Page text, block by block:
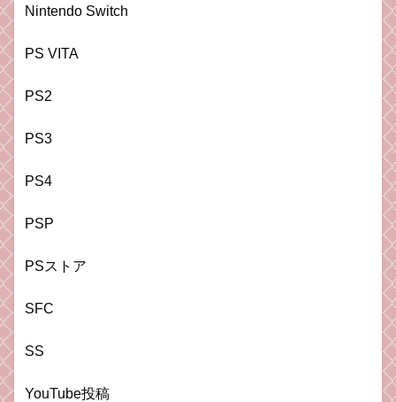
Nintendo Switch
PS VITA
PS2
PS3
PS4
PSP
PSストア
SFC
SS
YouTube投稿